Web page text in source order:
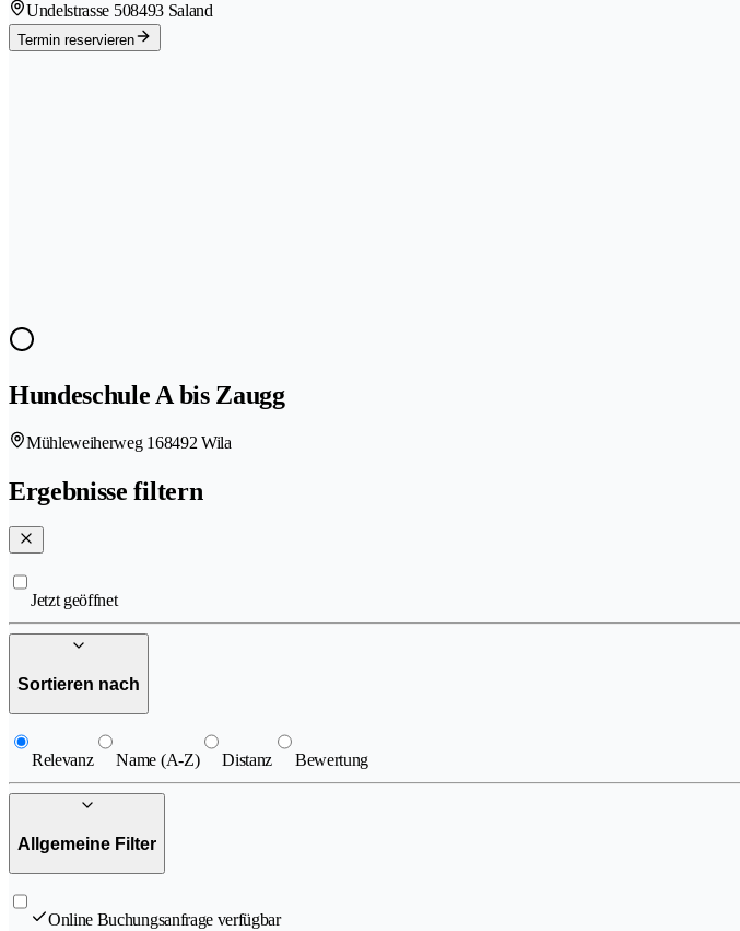
Undelstrasse 508493 Saland
Termin reservieren
Hundeschule A bis Zaugg
Mühleweiherweg 168492 Wila
Ergebnisse filtern
Jetzt geöffnet
Sortieren nach
Relevanz Name (A-Z) Distanz Bewertung
Allgemeine Filter
Online Buchungsanfrage verfügbar